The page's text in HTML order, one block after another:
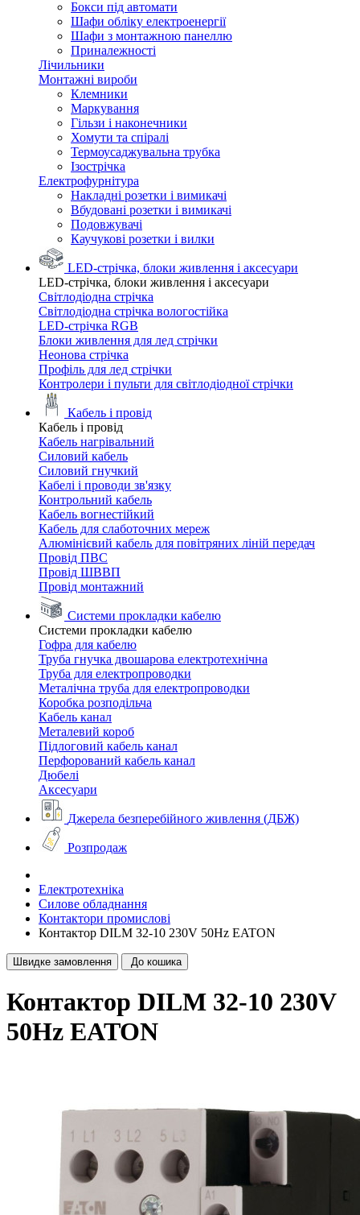
Бокси під автомати
Шафи обліку електроенергії
Шафи з монтажною панеллю
Приналежності
Лічильники
Монтажні вироби
Клемники
Маркування
Гільзи і наконечники
Хомути та спіралі
Термоусаджувальна трубка
Ізострічка
Електрофурнітура
Накладні розетки і вимикачі
Вбудовані розетки і вимикачі
Подовжувачі
Каучукові розетки і вилки
LED-стрічка, блоки живлення і аксесуари
LED-стрічка, блоки живлення і аксесуари
Світлодіодна стрічка
Світлодіодна стрічка вологостійка
LED-стрічка RGB
Блоки живлення для лед стрічки
Неонова стрічка
Профіль для лед стрічки
Контролери і пульти для світлодіодної стрічки
Кабель і провід
Кабель і провід
Кабель нагрівальний
Силовий кабель
Силовий гнучкий
Кабелі і проводи зв'язку
Контрольний кабель
Кабель вогнестійкий
Кабель для слаботочних мереж
Алюмінієвий кабель для повітряних ліній передач
Провід ПВС
Провід ШВВП
Провід монтажний
Системи прокладки кабелю
Системи прокладки кабелю
Гофра для кабелю
Труба гнучка двошарова електротехнічна
Труба для електропроводки
Металічна труба для електропроводки
Коробка розподільча
Кабель канал
Металевий короб
Підлоговий кабель канал
Перфорований кабель канал
Дюбелі
Аксесуари
Джерела безперебійного живлення (ДБЖ)
Розпродаж
Електротехніка
Силове обладнання
Контактори промислові
Контактор DILM 32-10 230V 50Hz EATON
Швидке замовлення До кошика
Контактор DILM 32-10 230V
50Hz EATON